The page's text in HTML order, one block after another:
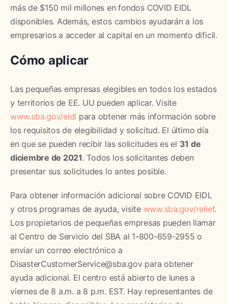
más de $150 mil millones en fondos COVID EIDL
disponibles. Además, estos cambios ayudarán a los
empresarios a acceder al capital en un momento dificil.
Cómo aplicar
Las pequeñas empresas elegibles en todos los estados
y territorios de EE. UU pueden aplicar. Visite
www.sba.gov/eidl para obtener más información sobre
los requisitos de elegibilidad y solicitud. El último día
en que se pueden recibir las solicitudes es el 31 de
diciembre de 2021. Todos los solicitantes deben
presentar sus solicitudes lo antes posible.
Para obtener información adicional sobre COVID EIDL
y otros programas de ayuda, visite www.sba.gov/relief.
Los propietarios de pequeñas empresas pueden llamar
al Centro de Servicio del SBA al 1-800-659-2955 o
enviar un correo electrónico a
DisasterCustomerService@sba.gov para obtener
ayuda adicional. El centro está abierto de lunes a
viernes de 8 a.m. a 8 p.m. EST. Hay representantes de